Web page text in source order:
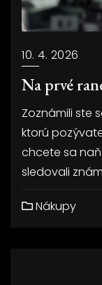
10. 4. 2026
Na prvé
Zoznámili ste
ktorú
chcete sa
sledovali
Nákupy